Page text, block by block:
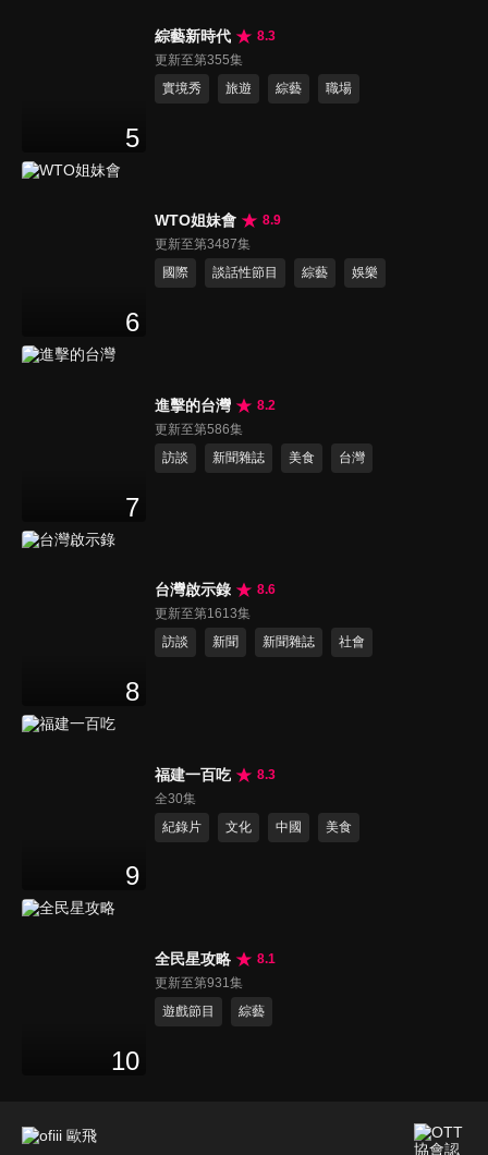
5
綜藝新時代
8.3
更新至第355集
實境秀
旅遊 綜藝 職場
6
WTO姐妹會
8.9
更新至第3487集
國際
談話性節目 綜藝 娛樂
7
進擊的台灣
8.2
更新至第586集
訪談
新聞雜誌 美食 台灣
8
台灣啟示錄
8.6
更新至第1613集
訪談
新聞 新聞雜誌 社會
9
福建一百吃
8.3
全30集
紀錄片
文化 中國 美食
10
全民星攻略
8.1
更新至第931集
遊戲節目
綜藝